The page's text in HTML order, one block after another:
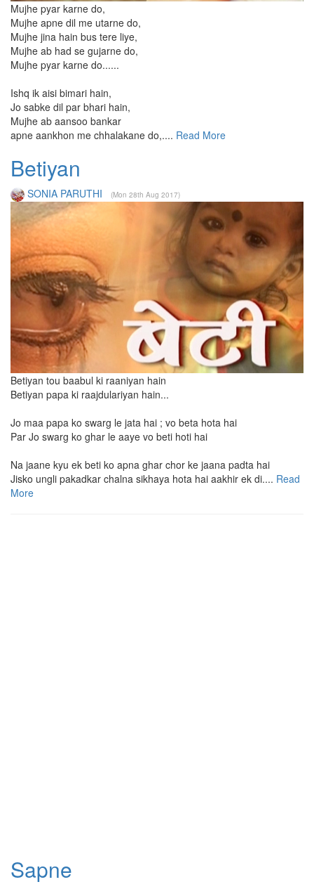
Mujhe pyar karne do,
Mujhe apne dil me utarne do,
Mujhe jina hain bus tere liye,
Mujhe ab had se gujarne do,
Mujhe pyar karne do......
Ishq ik aisi bimari hain,
Jo sabke dil par bhari hain,
Mujhe ab aansoo bankar
apne aankhon me chhalakane do,.... Read More
Betiyan
SONIA PARUTHI (Mon 28th Aug 2017)
Betiyan tou baabul ki raaniyan hain
Betiyan papa ki raajdulariyan hain...
Jo maa papa ko swarg le jata hai ; vo beta hota hai
Par Jo swarg ko ghar le aaye vo beti hoti hai
Na jaane kyu ek beti ko apna ghar chor ke jaana padta hai
Jisko ungli pakadkar chalna sikhaya hota hai aakhir ek di.... Read
More
Sapne